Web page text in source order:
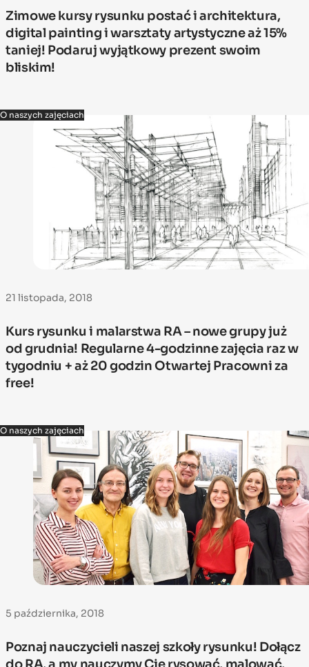
Zimowe kursy rysunku postać i architektura,
digital painting i warsztaty artystyczne aż 15%
taniej! Podaruj wyjątkowy prezent swoim
bliskim!
O naszych zajęciach
21 listopada, 2018
Kurs rysunku i malarstwa RA – nowe grupy już
od grudnia! Regularne 4-godzinne zajęcia raz w
tygodniu + aż 20 godzin Otwartej Pracowni za
free!
O naszych zajęciach
5 października, 2018
Poznaj nauczycieli naszej szkoły rysunku! Dołącz